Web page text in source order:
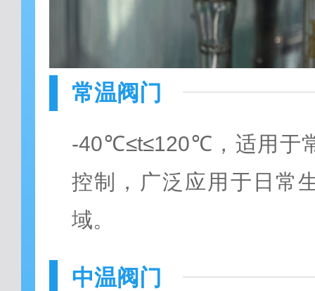
常温阀门
-40℃≤t≤120℃，适用于
控制，广泛应用于日常
域。
中温阀门